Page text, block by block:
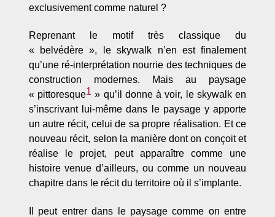
exclusivement comme naturel ?
Reprenant le motif très classique du
« belvédère », le skywalk n’en est finalement
qu’une ré-interprétation nourrie des techniques de
construction modernes. Mais au paysage
« pittoresque1» qu’il donne à voir, le skywalk en
s’inscrivant lui-même dans le paysage y apporte
un autre récit, celui de sa propre réalisation. Et ce
nouveau récit, selon la manière dont on conçoit et
réalise le projet, peut apparaître comme une
histoire venue d’ailleurs, ou comme un nouveau
chapitre dans le récit du territoire où il s’implante.
Il peut entrer dans le paysage comme on entre